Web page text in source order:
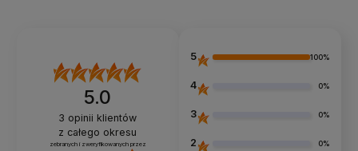
5.0
3 opinii klientów
z całego okresu
zebranych i zweryfikowanych przez
5 100%
4 0%
3 0%
2 0%